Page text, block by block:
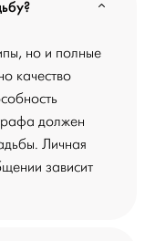
но и полные
качество
должен
Личная
зависит